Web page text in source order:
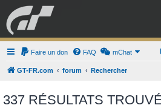
GRAN TURISMO
ESPORT BOUTIQUE
Faire un don FAQ mChat
GT-FR.com forum Rechercher
337 RÉSULTATS